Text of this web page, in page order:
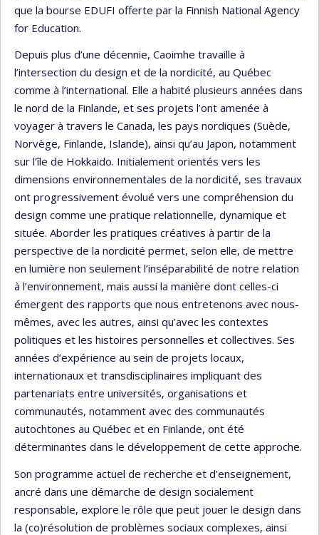
que la bourse EDUFI offerte par la Finnish National Agency
for Education.
Depuis plus d’une décennie, Caoimhe travaille à
l’intersection du design et de la nordicité, au Québec
comme à l’international. Elle a habité plusieurs années dans
le nord de la Finlande, et ses projets l’ont amenée à
voyager à travers le Canada, les pays nordiques (Suède,
Norvège, Finlande, Islande), ainsi qu’au Japon, notamment
sur l’île de Hokkaido. Initialement orientés vers les
dimensions environnementales de la nordicité, ses travaux
ont progressivement évolué vers une compréhension du
design comme une pratique relationnelle, dynamique et
située. Aborder les pratiques créatives à partir de la
perspective de la nordicité permet, selon elle, de mettre
en lumière non seulement l’inséparabilité de notre relation
à l’environnement, mais aussi la manière dont celles-ci
émergent des rapports que nous entretenons avec nous-
mêmes, avec les autres, ainsi qu’avec les contextes
politiques et les histoires personnelles et collectives. Ses
années d’expérience au sein de projets locaux,
internationaux et transdisciplinaires impliquant des
partenariats entre universités, organisations et
communautés, notamment avec des communautés
autochtones au Québec et en Finlande, ont été
déterminantes dans le développement de cette approche.
Son programme actuel de recherche et d’enseignement,
ancré dans une démarche de design socialement
responsable, explore le rôle que peut jouer le design dans
la (co)résolution de problèmes sociaux complexes, ainsi